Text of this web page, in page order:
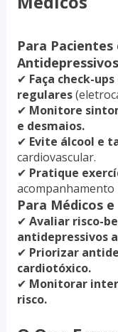
Para
✔ Faça check-
regulares
✔ Monitore
e desmaios.
✔ Evite álcool e
cardiovascular.
✔ Pratique
acompanhamento
Para Médicos
✔ Avaliar risco-
antidepressivos
✔ Priorizar
cardiotóxico.
✔ Monitorar
risco.